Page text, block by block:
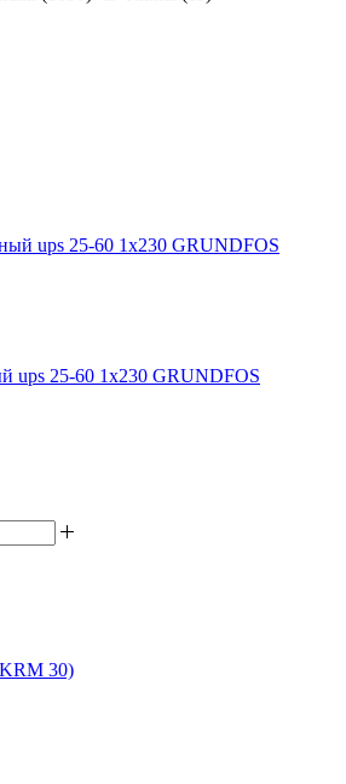
ups 25-60 1х230 GRUNDFOS